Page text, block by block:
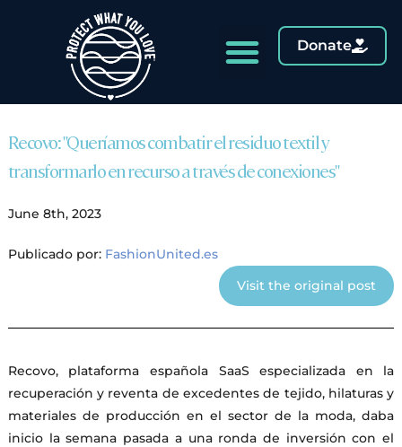
Donate
Recovo: "Queríamos combatir el residuo textil y
transformarlo en recurso a través de conexiones"
June 8th, 2023
Publicado por: FashionUnited.es
Visit the original post
Recovo, plataforma española SaaS especializada en la
recuperación y reventa de excedentes de tejido, hilaturas y
materiales de producción en el sector de la moda, daba
inicio la semana pasada a una ronda de inversión con el